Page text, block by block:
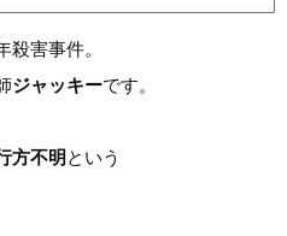
害事件。
ジャッキーです。
方不明 という